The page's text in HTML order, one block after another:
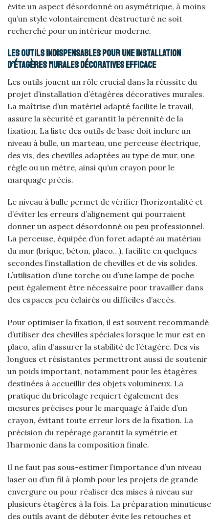
évite un aspect désordonné ou asymétrique, à moins
qu’un style volontairement déstructuré ne soit
recherché pour un intérieur moderne.
Les outils indispensables pour une installation
d’étagères murales décoratives efficace
Les outils jouent un rôle crucial dans la réussite du
projet d’installation d’étagères décoratives murales.
La maîtrise d’un matériel adapté facilite le travail,
assure la sécurité et garantit la pérennité de la
fixation. La liste des outils de base doit inclure un
niveau à bulle, un marteau, une perceuse électrique,
des vis, des chevilles adaptées au type de mur, une
règle ou un mètre, ainsi qu’un crayon pour le
marquage précis.
Le niveau à bulle permet de vérifier l’horizontalité et
d’éviter les erreurs d’alignement qui pourraient
donner un aspect désordonné ou peu professionnel.
La perceuse, équipée d’un foret adapté au matériau
du mur (brique, béton, placo…), facilite en quelques
secondes l’installation de chevilles et de vis solides.
L’utilisation d’une torche ou d’une lampe de poche
peut également être nécessaire pour travailler dans
des espaces peu éclairés ou difficiles d’accès.
Pour optimiser la fixation, il est souvent recommandé
d’utiliser des chevilles spéciales lorsque le mur est en
placo, afin d’assurer la stabilité de l’étagère. Des vis
longues et résistantes permettront aussi de soutenir
un poids important, notamment pour les étagères
destinées à accueillir des objets volumineux. La
pratique du bricolage requiert également des
mesures précises pour le marquage à l’aide d’un
crayon, évitant toute erreur lors de la fixation. La
précision du repérage garantit la symétrie et
l’harmonie dans la composition finale.
Il ne faut pas sous-estimer l’importance d’un niveau
laser ou d’un fil à plomb pour les projets de grande
envergure ou pour réaliser des mises à niveau sur
plusieurs étagères à la fois. La préparation minutieuse
des outils avant de débuter évite les retouches et